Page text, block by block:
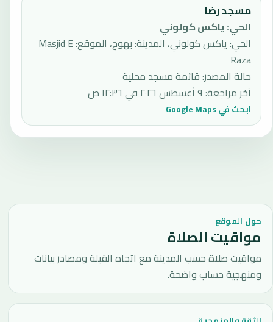
مسجد رضا
الحي:ياكس كولوني
الحي: ياكس كولوني، المدينة: بهوج، الموقع: Masjid E
Raza
حالة المصدر:قائمة مسجد محلية
آخر مراجعة: ٩ أغسطس ٢٠٢٦ في ١٢:٣٦ ص
ابحث في Google Maps
حول الموقع
مواقيت الصلاة
مواقيت صلاة حسب المدينة مع اتجاه القبلة ومصادر بيانات
ومنهجية حساب واضحة.